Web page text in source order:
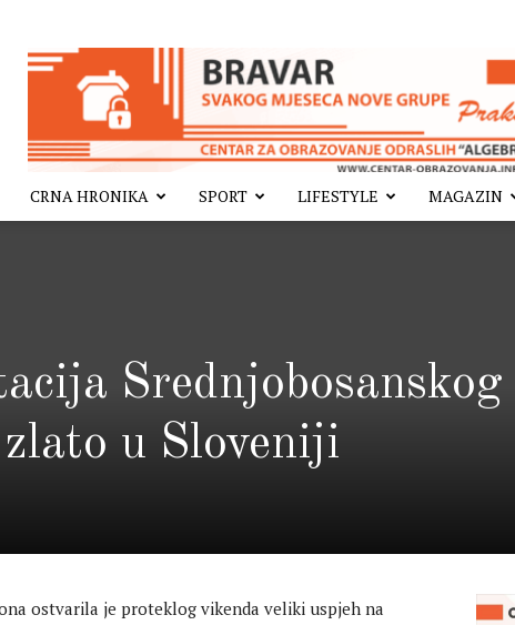
CRNA HRONIKA SPORT LIFESTYLE MAGAZIN
Srednjobosanskog
u Sloveniji
ostvarila je proteklog vikenda veliki uspjeh na